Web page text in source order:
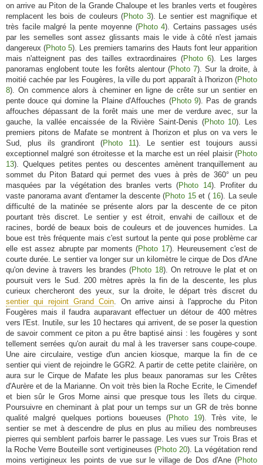
on arrive au Piton de la Grande Chaloupe et les branles verts et fougères
remplacent les bois de couleurs (Photo 3). Le sentier est magnifique et
très facile malgré la pente moyenne (Photo 4). Certains passages usés
par les semelles sont assez glissants mais le vide à côté n'est jamais
dangereux (Photo 5). Les premiers tamarins des Hauts font leur apparition
mais n'atteignent pas des tailles extraordinaires (Photo 6). Les larges
panoramas englobent toute les forêts alentour (Photo 7). Sur la droite, à
moitié cachée par les Fougères, la ville du port apparaît à l'horizon (Photo
8). On commence alors à cheminer en ligne de crête sur un sentier en
pente douce qui domine la Plaine d'Affouches (Photo 9). Pas de grands
affouches dépassant de la forêt mais une mer de verdure avec, sur la
gauche, la vallée encaissée de la Rivière Saint-Denis (Photo 10). Les
premiers pitons de Mafate se montrent à l'horizon et plus on va vers le
Sud, plus ils grandiront (Photo 11). Le sentier est toujours aussi
exceptionnel malgré son étroitesse et la marche est un réel plaisir (Photo
13). Quelques petites pentes ou descentes amènent tranquillement au
sommet du Piton Batard qui permet des vues à près de 360° un peu
masquées par la végétation des branles verts (Photo 14). Profiter du
vaste panorama avant d'entamer la descente (Photo 15et (16). La seule
difficulté de la matinée se présente alors par la descente de ce piton
pourtant très discret. Le sentier y est étroit, envahi de cailloux et de
racines, bordé de beaux bois de couleurs et de jouvences humides. La
boue est très fréquente mais c'est surtout la pente qui pose problème car
elle est assez abrupte par moments (Photo 17). Heureusement c'est de
courte durée. Le sentier va longer sur un kilomètre le cirque de Dos d'Ane
qu'on devine à travers les brandes (Photo 18). On retrouve le plat et on
poursuit vers le Sud. 200 mètres après la fin de la descente, les plus
curieux chercheront des yeux, sur la droite, le départ très discret du
sentier qui rejoint Grand Coin. On arrive ainsi à l'approche du Piton
Fougères mais il faudra auparavant effectuer un détour de 400 mètres
vers l'Est. Inutile, sur les 10 hectares qui arrivent, de se poser la question
de savoir comment ce piton a pu être baptisé ainsi : les fougères y sont
tellement serrées qu'on aurait du mal à les traverser sans coupe-coupe.
Une aire circulaire, vestige d'un ancien kiosque, marque la fin de ce
sentier qui vient de rejoindre le GGR2. A partir de cette petite clairière, on
aura sur le Cirque de Mafate les plus beaux panoramas sur les Crêtes
d'Aurère et de la Marianne. On voit très bien la Roche Ecrite, le Cimendef
et bien sûr le Gros Morne ainsi que presque tous les îlets du cirque.
Poursuivre en cheminant à plat pour un temps sur un GR de très bonne
qualité malgré quelques portions boueuses (Photo 19). Très vite, le
sentier se met à descendre de plus en plus au milieu des nombreuses
pierres qui semblent parfois barrer le passage. Les vues sur Trois Bras et
la Roche Verre Bouteille sont vertigineuses (Photo 20). La végétation rend
moins vertigineux les points de vue sur le village de Dos d'Ane (Photo